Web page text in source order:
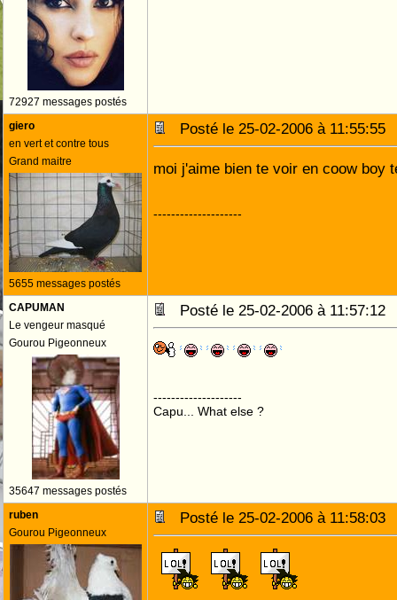
72927 messages postés
giero
en vert et contre tous
Grand maitre
5655 messages postés
Posté le 25-02-2006 à
moi j'aime bien te voir en coow boy
--------------------
CAPUMAN
Le vengeur masqué
Gourou Pigeonneux
35647 messages postés
Posté le 25-02-2006 à
--------------------
Capu... What else ?
ruben
Gourou Pigeonneux
Posté le 25-02-2006 à